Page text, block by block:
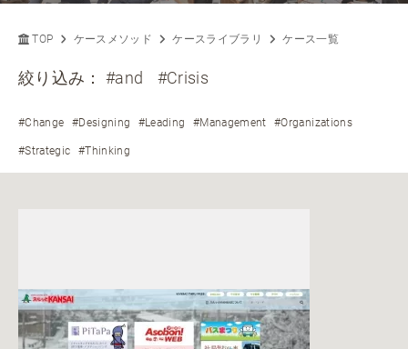
TOP ケースメソッド ケースライブラリ ケース一覧
絞り込み：#and #Crisis
#Change #Designing #Leading #Management #Organizations
#Strategic #Thinking